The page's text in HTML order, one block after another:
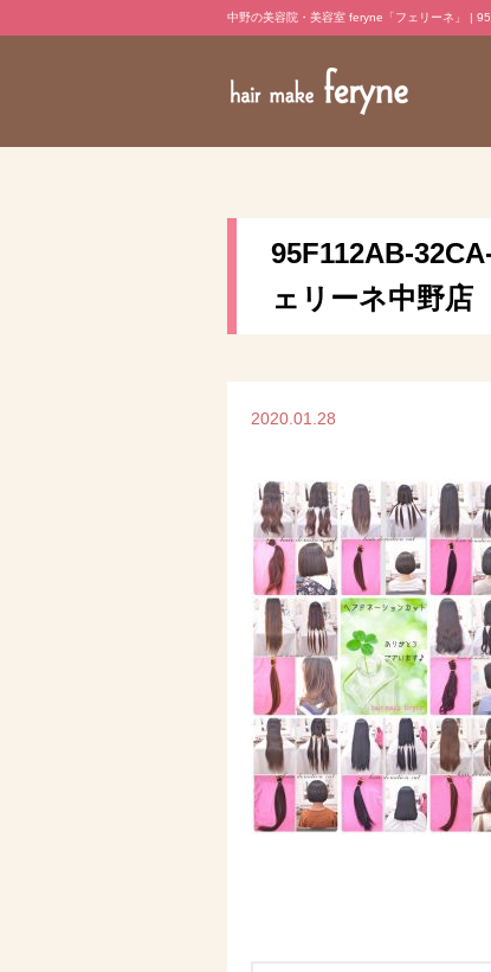
中野の美容院・美容室 feryne「フェリーネ」 |
95F112AB-
ェリーネ中野店
2020.01.28